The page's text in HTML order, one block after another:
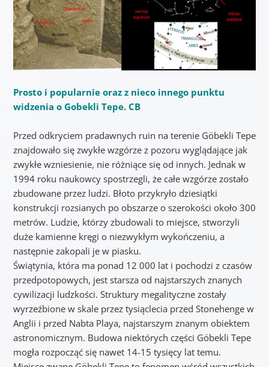
Prosto i popularnie oraz z nieco innego punktu
widzenia o Gobekli Tepe. CB
Przed odkryciem pradawnych ruin na terenie Göbekli Tepe
znajdowało się zwykłe wzgórze z pozoru wyglądające jak
zwykłe wzniesienie, nie różniące się od innych. Jednak w
1994 roku naukowcy spostrzegli, że całe wzgórze zostało
zbudowane przez ludzi. Błoto przykryło dziesiątki
konstrukcji rozsianych po obszarze o szerokości około 300
metrów. Ludzie, którzy zbudowali to miejsce, stworzyli
duże kamienne kręgi o niezwykłym wykończeniu, a
następnie zakopali je w piasku.
Świątynia, która ma ponad 12 000 lat i pochodzi z czasów
przedpotopowych, jest starsza od najstarszych znanych
cywilizacji ludzkości. Struktury megalityczne zostały
wyrzeźbione w skale przez tysiąclecia przed Stonehenge w
Anglii i przed Nabta Playa, najstarszym znanym obiektem
astronomicznym. Budowa niektórych części Göbekli Tepe
mogła rozpocząć się nawet 14-15 tysięcy lat temu.